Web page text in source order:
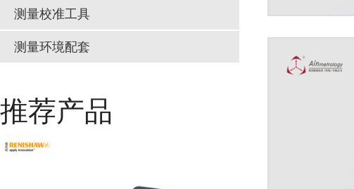
测量校准工具
测量环境配套
推荐产品